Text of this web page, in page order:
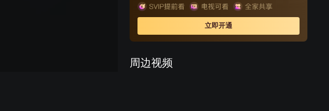
处过程中和赛博逐渐产生了好感。不久，蓝茵的前男友皮
坦回到泰国，并且成为了蓝茵的领导，在合作的过程中他
一直想要挽回蓝茵，并且由于他对亲生姐姐的误解，所以
给蓝茵的朋友也造成了很多麻烦。但是，蓝茵以敬业的态
婴儿还了回去，最终皮坦和姐姐也解除了误会。一切问题
立即开通
周边视频